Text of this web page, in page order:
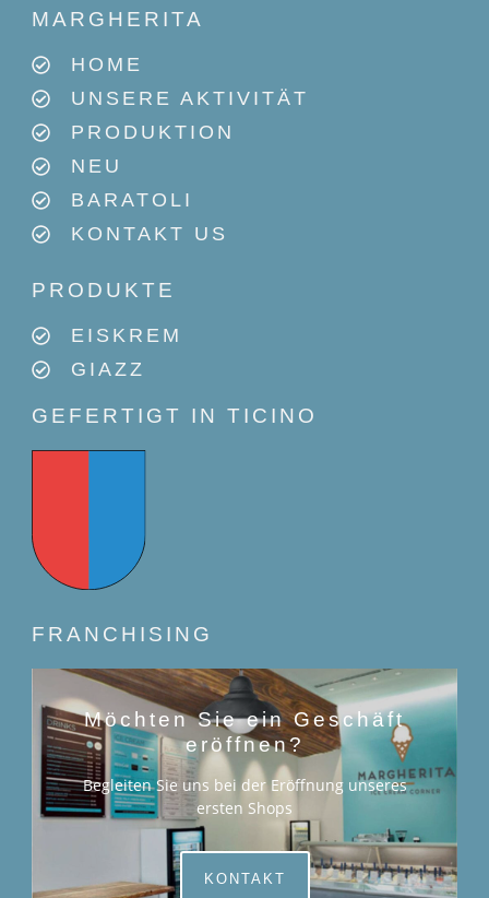
MARGHERITA
HOME
UNSERE AKTIVITÄT
PRODUKTION
NEU
BARATOLI
KONTAKT US
PRODUKTE
EISKREM
GIAZZ
GEFERTIGT IN TICINO
FRANCHISING
Möchten Sie ein Geschäft
eröffnen?
Begleiten Sie uns bei der Eröffnung unseres
ersten Shops
KONTAKT